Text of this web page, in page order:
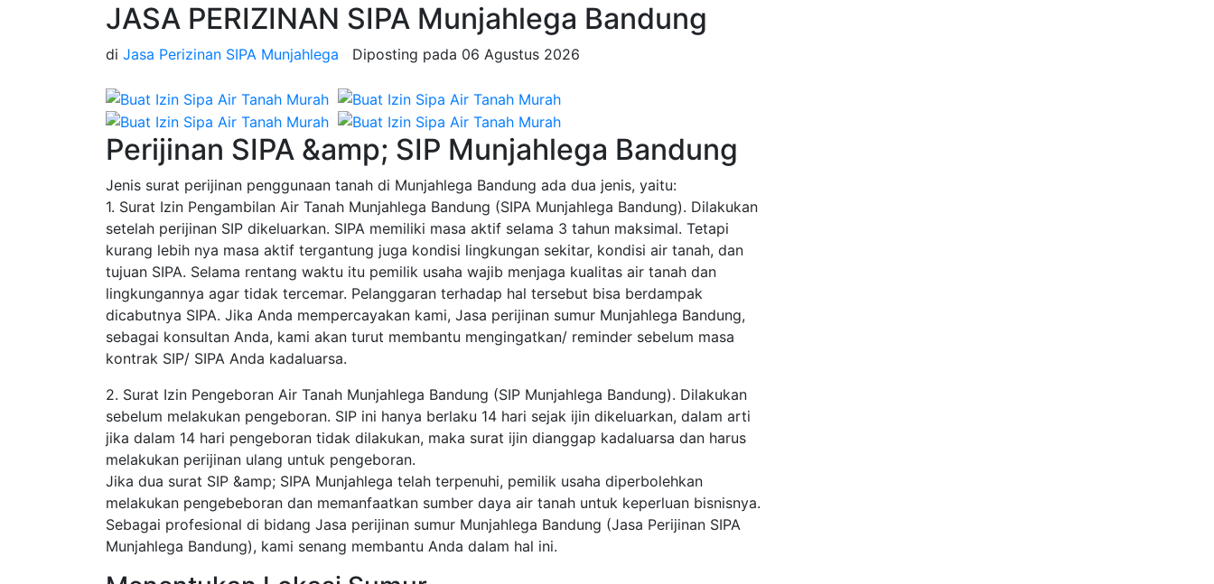
JASA PERIZINAN SIPA Munjahlega Bandung
di Jasa Perizinan SIPA Munjahlega Diposting pada 06 Agustus 2026
Perijinan SIPA &amp; SIP Munjahlega Bandung
Jenis surat perijinan penggunaan tanah di Munjahlega Bandung ada dua jenis, yaitu:
1. Surat Izin Pengambilan Air Tanah Munjahlega Bandung (SIPA Munjahlega Bandung). Dilakukan
setelah perijinan SIP dikeluarkan. SIPA memiliki masa aktif selama 3 tahun maksimal. Tetapi
kurang lebih nya masa aktif tergantung juga kondisi lingkungan sekitar, kondisi air tanah, dan
tujuan SIPA. Selama rentang waktu itu pemilik usaha wajib menjaga kualitas air tanah dan
lingkungannya agar tidak tercemar. Pelanggaran terhadap hal tersebut bisa berdampak
dicabutnya SIPA. Jika Anda mempercayakan kami, Jasa perijinan sumur Munjahlega Bandung,
sebagai konsultan Anda, kami akan turut membantu mengingatkan/ reminder sebelum masa
kontrak SIP/ SIPA Anda kadaluarsa.
2. Surat Izin Pengeboran Air Tanah Munjahlega Bandung (SIP Munjahlega Bandung). Dilakukan
sebelum melakukan pengeboran. SIP ini hanya berlaku 14 hari sejak ijin dikeluarkan, dalam arti
jika dalam 14 hari pengeboran tidak dilakukan, maka surat ijin dianggap kadaluarsa dan harus
melakukan perijinan ulang untuk pengeboran.
Jika dua surat SIP &amp; SIPA Munjahlega telah terpenuhi, pemilik usaha diperbolehkan
melakukan pengebeboran dan memanfaatkan sumber daya air tanah untuk keperluan bisnisnya.
Sebagai profesional di bidang Jasa perijinan sumur Munjahlega Bandung (Jasa Perijinan SIPA
Munjahlega Bandung), kami senang membantu Anda dalam hal ini.